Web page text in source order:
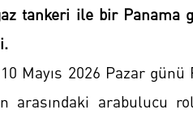
tankeri ile bir Panama
Mayıs 2026 Pazar günü
arabulucu